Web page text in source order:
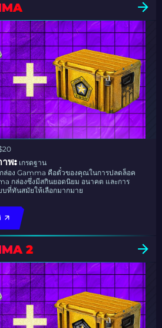
พ: เกรดฐาน
ล่อง Gamma คือตั๋วของคุณในการปลดล็อค
กล่องซึ่งมีสกินยอดนิยม อนาคต และการ
บที่ทันสมัยให้เลือกมากมาย
2